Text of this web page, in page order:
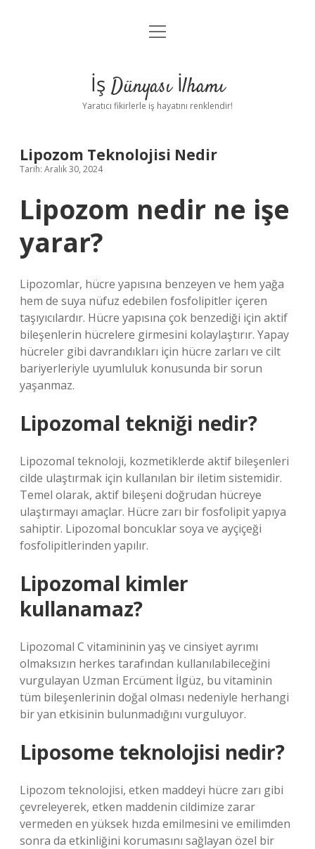
Anasayfa
Yasal Uyarı
menüyü
İş Dünyası İlhamı
Yaratıcı fikirlerle iş hayatını renklendir!
Lipozom Teknolojisi Nedir
Tarih: Aralık 30, 2024
Lipozom nedir ne işe
yarar?
Lipozomlar, hücre yapısına benzeyen ve hem yağa
hem de suya nüfuz edebilen fosfolipitler içeren
taşıyıcılardır. Hücre yapısına çok benzediği için aktif
bileşenlerin hücrelere girmesini kolaylaştırır. Yapay
hücreler gibi davrandıkları için hücre zarları ve cilt
bariyerleriyle uyumluluk konusunda bir sorun
yaşanmaz.
Lipozomal tekniği nedir?
Lipozomal teknoloji, kozmetiklerde aktif bileşenleri
cilde ulaştırmak için kullanılan bir iletim sistemidir.
Temel olarak, aktif bileşeni doğrudan hücreye
ulaştırmayı amaçlar. Hücre zarı bir fosfolipit yapıya
sahiptir. Lipozomal boncuklar soya ve ayçiçeği
fosfolipitlerinden yapılır.
Lipozomal kimler
kullanamaz?
Lipozomal C vitamininin yaş ve cinsiyet ayrımı
olmaksızın herkes tarafından kullanılabileceğini
vurgulayan Uzman Ercüment İlgüz, bu vitaminin
tüm bileşenlerinin doğal olması nedeniyle herhangi
bir yan etkisinin bulunmadığını vurguluyor.
Liposome teknolojisi nedir?
Lipozom teknolojisi, etken maddeyi hücre zarı gibi
çevreleyerek, etken maddenin cildimize zarar
vermeden en yüksek hızda emilmesini ve emilimden
sonra da etkinliğini korumasını sağlayan özel bir